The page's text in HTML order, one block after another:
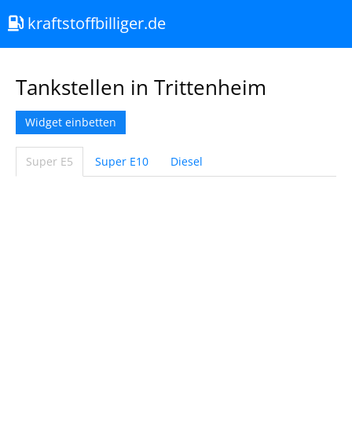
kraftstoffbilliger.de
Tankstellen in Trittenheim
Widget einbetten
Super E5 Super E10 Diesel